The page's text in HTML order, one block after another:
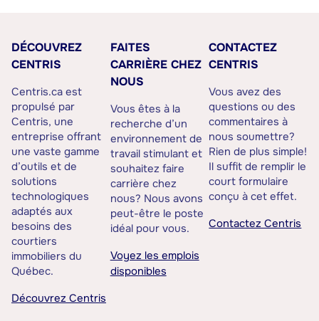
DÉCOUVREZ
CENTRIS
Centris.ca est
propulsé par
Centris, une
entreprise offrant
une vaste gamme
d’outils et de
solutions
technologiques
adaptés aux
besoins des
courtiers
immobiliers du
Québec.
Découvrez Centris
FAITES
CARRIÈRE CHEZ
NOUS
Vous êtes à la
recherche d’un
environnement de
travail stimulant et
souhaitez faire
carrière chez
nous? Nous avons
peut-être le poste
idéal pour vous.
Voyez les emplois
disponibles
CONTACTEZ
CENTRIS
Vous avez des
questions ou des
commentaires à
nous soumettre?
Rien de plus simple!
Il suffit de remplir le
court formulaire
conçu à cet effet.
Contactez Centris